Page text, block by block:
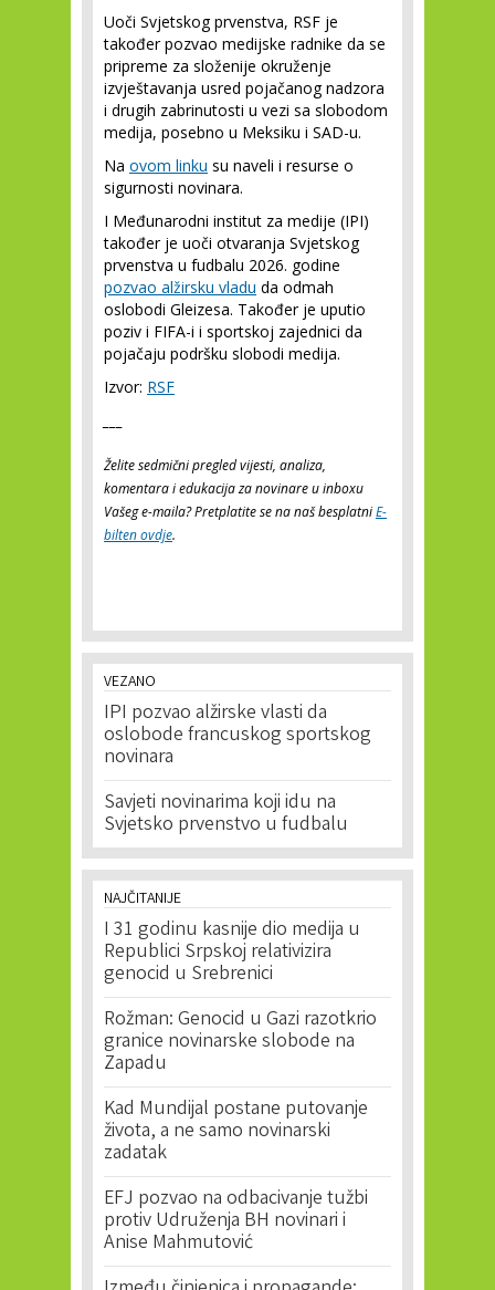
Uoči Svjetskog prvenstva, RSF je
također pozvao medijske radnike da se
pripreme za složenije okruženje
izvještavanja usred pojačanog nadzora
i drugih zabrinutosti u vezi sa slobodom
medija, posebno u Meksiku i SAD-u.
Na ovom linku su naveli i resurse o
sigurnosti novinara.
I Međunarodni institut za medije (IPI)
također je uoči otvaranja Svjetskog
prvenstva u fudbalu 2026. godine
pozvao alžirsku vladu da odmah
oslobodi Gleizesa. Također je uputio
poziv i FIFA-i i sportskoj zajednici da
pojačaju podršku slobodi medija.
Izvor: RSF
Želite sedmični pregled vijesti, analiza,
komentara i edukacija za novinare u inboxu
Vašeg e-maila? Pretplatite se na naš besplatniE-
bilten ovdje.
VEZANO
IPI pozvao alžirske vlasti da
oslobode francuskog sportskog
novinara
Savjeti novinarima koji idu na
Svjetsko prvenstvo u fudbalu
NAJČITANIJE
I 31 godinu kasnije dio medija u
Republici Srpskoj relativizira
genocid u Srebrenici
Rožman: Genocid u Gazi razotkrio
granice novinarske slobode na
Zapadu
Kad Mundijal postane putovanje
života, a ne samo novinarski
zadatak
EFJ pozvao na odbacivanje tužbi
protiv Udruženja BH novinari i
Anise Mahmutović